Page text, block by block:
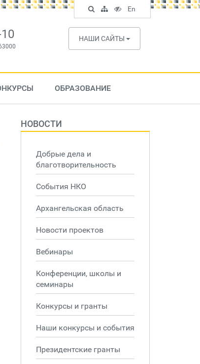
НАШИ САЙТЫ
ОБРАЗОВАНИЕ
НОВОСТИ
Добрые дела и
благотворительность
События НКО
Архангельская область
Новости проектов
Вебинары
Конференции, школы и
семинары
Конкурсы и гранты
Наши конкурсы и события
Президентские гранты
Поиск
по
сайту
Карта
сайта
Версия
для
слабовидящих
En
English